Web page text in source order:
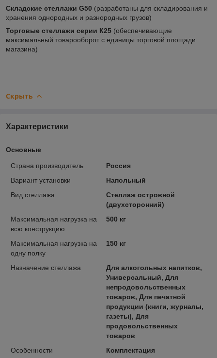
Складские стеллажи G50 (разработаны для складирования и
хранения однородных и разнородных грузов)
Торговые стеллажи серии К25 (обеспечивающие
максимальный товарооборот с единицы торговой площади
магазина)
Скрыть
Характеристики
Основные
Страна производитель
Россия
Вариант установки
Напольный
Вид стеллажа
Стеллаж островной
(двухсторонний)
Максимальная нагрузка на
всю конструкцию
500 кг
Максимальная нагрузка на
одну полку
150 кг
Назначение стеллажа
Для алкогольных напитков,
Универсальный, Для
непродовольственных
товаров, Для печатной
продукции (книги, журналы,
газеты), Для
продовольственных
товаров
Особенности
Комплектация